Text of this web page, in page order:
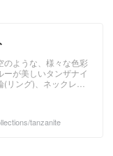
のような、様々な色彩
ーが美しいタンザナイ
(リング)、ネックレ
わえない、天然のタ
tanzanite